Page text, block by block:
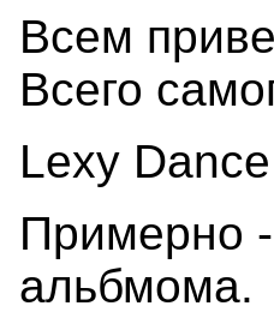
Всем
Всего
Lexy
Примерно
альбмома.